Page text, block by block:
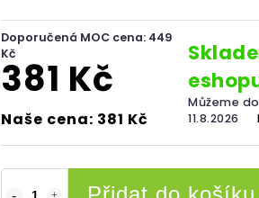
Doporučená MOC cena: 449
Kč
381 Kč
Naše cena: 381 Kč
Můžeme
11.8.2026